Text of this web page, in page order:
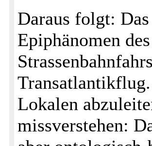
Daraus folgt:
Epiphänomen
Lokalen
missverstehen: